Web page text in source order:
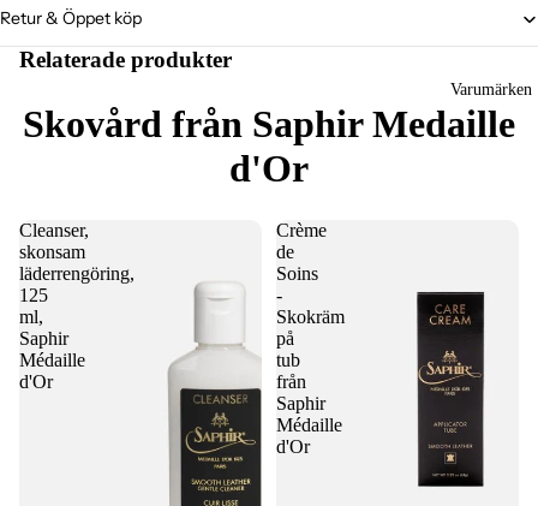
Varumärken
Retur & Öppet köp
Relaterade produkter
Skovård från Saphir Medaille
d'Or
Cleanser,
skonsam
läderrengöring,
125
ml,
Saphir
Médaille
d'Or
Crème
de
Soins
-
Skokräm
på
tub
från
Saphir
Médaille
d'Or